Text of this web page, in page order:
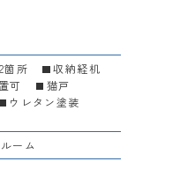
箇所
収納経机
可
猫戸
ウレタン塗装
ーム